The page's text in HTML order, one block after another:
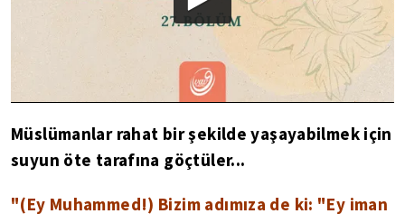
Müslümanlar rahat bir şekilde yaşayabilmek için
suyun öte tarafına göçtüler...
"(Ey Muhammed!) Bizim adımıza de ki: "Ey iman